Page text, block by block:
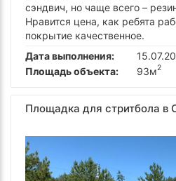
сэндвич, но чаще всего –
Нравится цена, как ребята
покрытие качественное.
Дата выполнения:
Площадь объекта:
93м2
Площадка для стритбола в